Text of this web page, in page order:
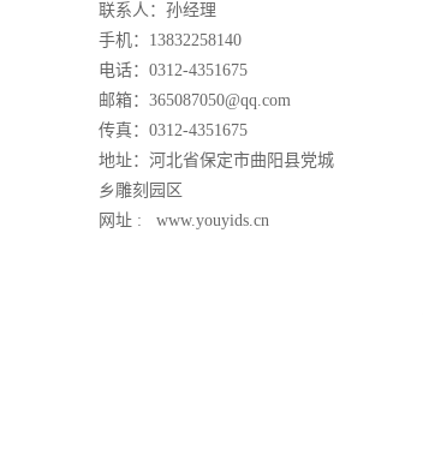
联系人：孙经理
手机：13832258140
电话：0312-4351675
邮箱：365087050@qq.com
传真：0312-4351675
地址：河北省保定市曲阳县党城
乡雕刻园区
网址 : www.youyids.cn